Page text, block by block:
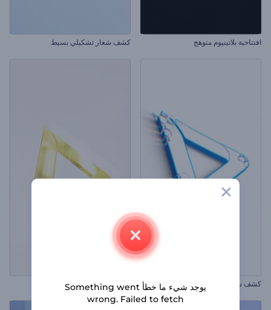
افتتاحية بلاتينيوم متوهج كشف شعار تشكيلي بسيط
كشف شعار بتصميم واضح كشف شعار لامع واضح
يوجد شيء ما خطأ Something went
wrong. Failed to fetch